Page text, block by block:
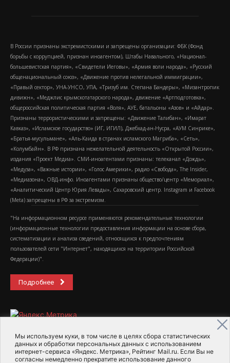
Мы используем куки, в том числе в целях сбора статистических
данных и обработки персональных данных с использованием
интернет-сервиса «Яндекс. Метрика», Рейтинг Mail.ru. Если Вы не
согласны немедленно прекратите использование данного
В России признаны экстремистскими и запрещены организации: ФБК (Фонд
борьбы с коррупцией, признан иноагентом), Штабы Навального, «Национал-
большевистская партия», «Свидетели Иеговы», «Армия воли народа», «Русский
общенациональный союз», «Движение против нелегальной иммиграции»,
«Правый сектор», УНА-УНСО, УПА, «Тризуб им. Степана Бандеры», «Мизантропик
дивижн», «Меджлис крымскотатарского народа», движение «Артподготовка»,
общероссийская политическая партия «Воля», АУЕ, батальоны «Азов» и «Айдар».
Признаны террористическими и запрещены: «Движение Талибан», «Имарат
Кавказ», «Исламское государство» (ИГ, ИГИЛ), Джебхад-ан-Нусра, «АУМ Синрике»,
«Братья-мусульмане», «Аль-Каида в странах исламского Магриба», «Сеть»,
«Колумбайн». В РФ признана нежелательной деятельность «Открытой России»,
издания «Проект Медиа». СМИ-иноагентами признаны: телеканал «Дождь»,
«Медуза», «Важные истории», «Голос Америки», радио «Свобода», The Insider,
«Медиазона», ОВД-инфо. Иноагентами признаны общество/центр «Мемориал»,
«Аналитический Центр Юрия Левады», Сахаровский центр. Instagram и Facebook
(Metа) запрещены в РФ за экстремизм.
"На информационном ресурсе применяются рекомендательные технологии
(информационные технологии предоставления информации на основе сбора,
систематизации и анализа сведений, относящихся к предпочтениям
пользователей сети "Интернет", находящихся на территории Российской
Федерации)".
Подробнее
2015-2026- Информационное агентство МедиаПоток